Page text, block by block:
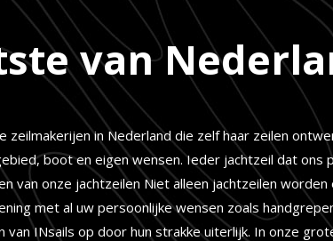
van
zeilmakerijen in Nederland die zelf haar zeilen
boot en eigen wensen. Ieder jachtzeil dat
van onze jachtzeilen Niet alleen jachtzeilen
met al uw persoonlijke wensen zoals
van INsails op door hun strakke uiterlijk. In onze